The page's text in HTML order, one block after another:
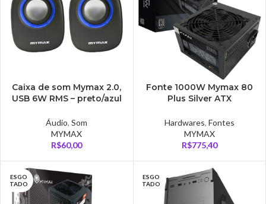
Caixa de som Mymax 2.0,
USB 6W RMS – preto/azul
Áudio,Som
MYMAX
R$60,00
Fonte 1000W Mymax 80
Plus Silver ATX
Hardwares, Fontes
MYMAX
R$775,40
ESGO
TADO
ESGO
TADO